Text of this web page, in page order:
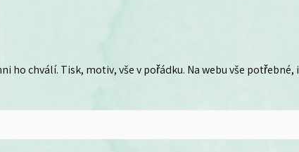
ho chválí. Tisk, motiv, vše v pořádku. Na webu vše